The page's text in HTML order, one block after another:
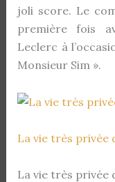
joli score. Le
première fois
Leclerc à
Monsieur Sim ».
La vie très privée
La vie très privée